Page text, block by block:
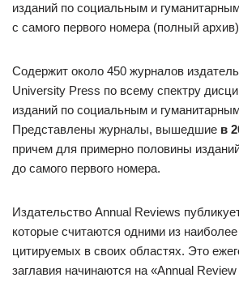
изданий по социальным и
с самого первого номера (полный архив)
Содержит около 450 журналов
University Press по всему спектру
изданий по социальным и
Представлены журналы, вышедшие в
причем для примерно половины
до самого первого номера.
Издательство Annual Reviews
которые считаются одними из
цитируемых в своих областях. Это
заглавия начинаются на «Annual